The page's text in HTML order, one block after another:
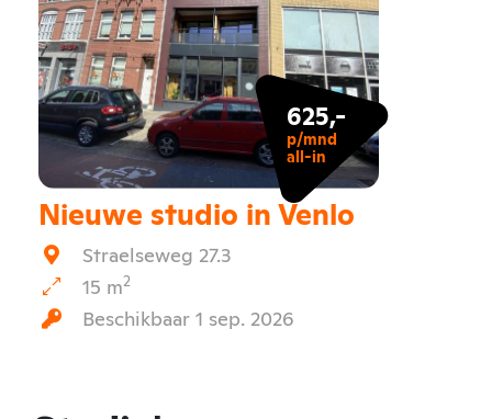
625,-
p/mnd
all-in
Nieuwe studio in Venlo
Straelseweg 27.3
15 m2
Beschikbaar 1 sep. 2026